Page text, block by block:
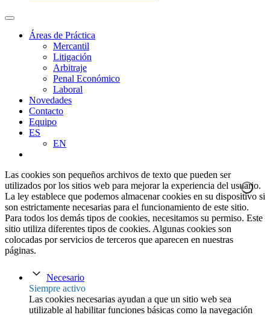
Áreas de Práctica
Mercantil
Litigación
Arbitraje
Penal Económico
Laboral
Novedades
Contacto
Equipo
ES
EN
Las cookies son pequeños archivos de texto que pueden ser
utilizados por los sitios web para mejorar la experiencia del usuario.
La ley establece que podemos almacenar cookies en su dispositivo si
son estrictamente necesarias para el funcionamiento de este sitio.
Para todos los demás tipos de cookies, necesitamos su permiso. Este
sitio utiliza diferentes tipos de cookies. Algunas cookies son
colocadas por servicios de terceros que aparecen en nuestras
páginas.
Necesario
Siempre activo
Las cookies necesarias ayudan a que un sitio web sea
utilizable al habilitar funciones básicas como la navegación